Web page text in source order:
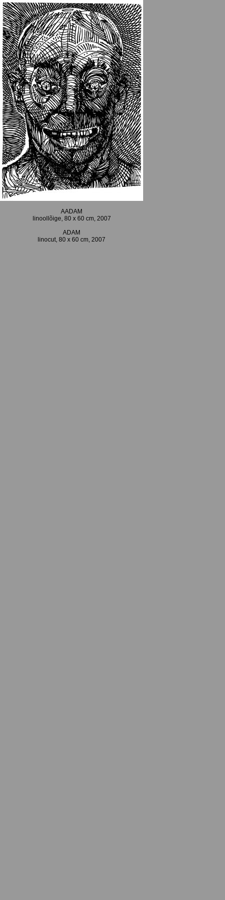
AADAM
linoollõige, 80 x 60 cm, 2007
ADAM
linocut, 80 x 60 cm, 2007